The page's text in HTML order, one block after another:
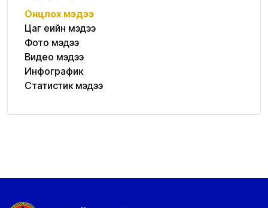
Онцлох мэдээ
Цаг үеийн мэдээ
Фото мэдээ
Видео мэдээ
Инфографик
Статистик мэдээ